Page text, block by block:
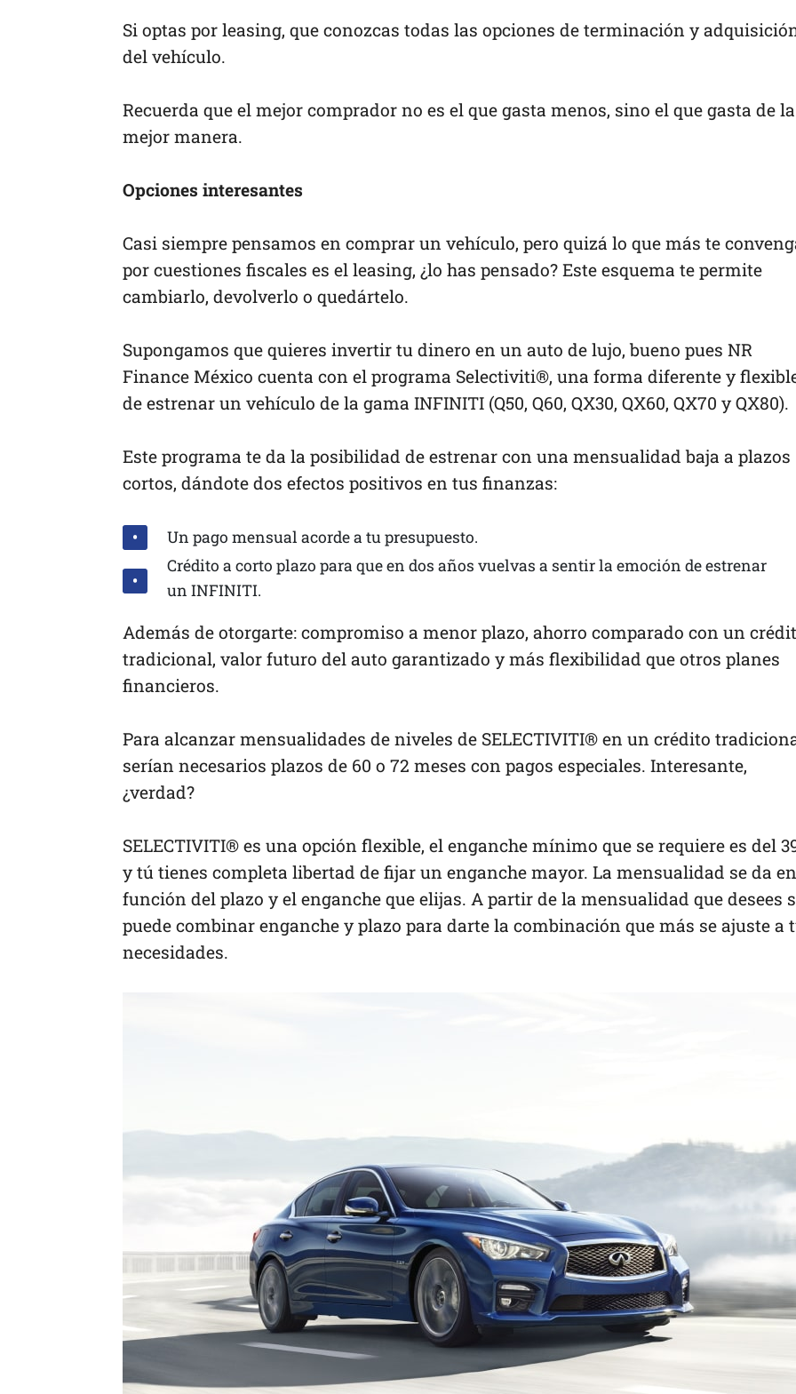
Si optas por leasing, que conozcas todas las opciones de terminación y
del vehículo.
Recuerda que el mejor comprador no es el que gasta menos, sino el que gasta de la
mejor manera.
Opciones interesantes
Casi siempre pensamos en comprar un vehículo, pero quizá lo que más te
por cuestiones fiscales es el leasing, ¿lo has pensado? Este esquema te permite
cambiarlo, devolverlo o quedártelo.
Supongamos que quieres invertir tu dinero en un auto de lujo, bueno pues NR
Finance México cuenta con el programa Selectiviti®, una forma diferente y
de estrenar un vehículo de la gama INFINITI (Q50, Q60, QX30, QX60, QX70 y QX80).
Este programa te da la posibilidad de estrenar con una mensualidad baja a plazos
cortos, dándote dos efectos positivos en tus finanzas:
Un pago mensual acorde a tu presupuesto.
Crédito a corto plazo para que en dos años vuelvas a sentir la emoción de estrenar
un INFINITI.
Además de otorgarte: compromiso a menor plazo, ahorro comparado con un
tradicional, valor futuro del auto garantizado y más flexibilidad que otros planes
financieros.
Para alcanzar mensualidades de niveles de SELECTIVITI® en un crédito
serían necesarios plazos de 60 o 72 meses con pagos especiales. Interesante,
¿verdad?
SELECTIVITI® es una opción flexible, el enganche mínimo que se requiere es del
y tú tienes completa libertad de fijar un enganche mayor. La mensualidad se da en
función del plazo y el enganche que elijas. A partir de la mensualidad que desees
puede combinar enganche y plazo para darte la combinación que más se ajuste a
necesidades.